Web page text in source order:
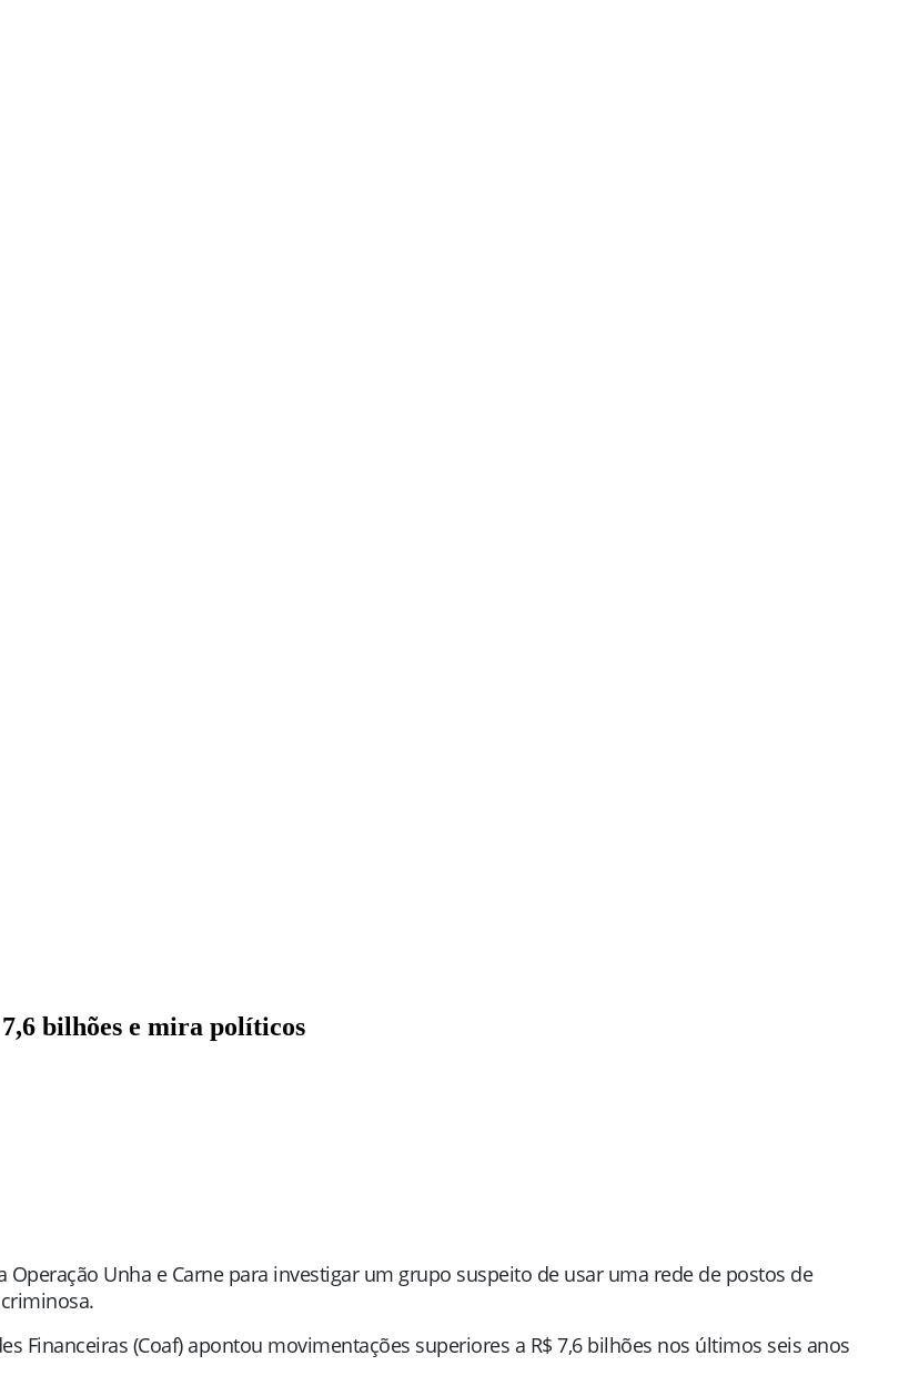
7,6 bilhões e mira políticos
Unha e Carne para investigar um grupo suspeito de usar uma rede de postos de
Financeiras (Coaf) apontou movimentações superiores a R$ 7,6 bilhões nos últimos seis anos